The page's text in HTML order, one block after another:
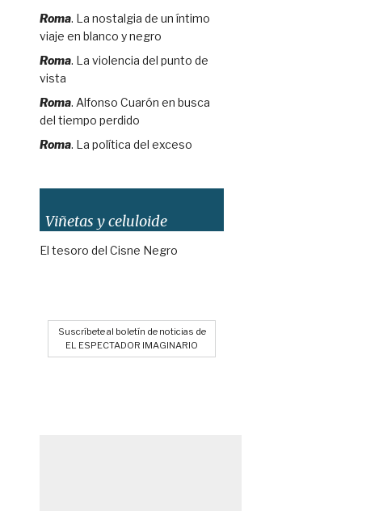
Roma. La nostalgia de un íntimo
viaje en blanco y negro
Roma. La violencia del punto de
vista
Roma. Alfonso Cuarón en busca
del tiempo perdido
Roma. La política del exceso
Viñetas y celuloide
El tesoro del Cisne Negro
Suscríbete al boletín de noticias de
EL ESPECTADOR IMAGINARIO